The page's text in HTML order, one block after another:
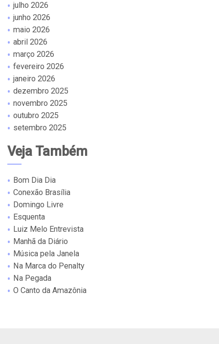
julho 2026
junho 2026
maio 2026
abril 2026
março 2026
fevereiro 2026
janeiro 2026
dezembro 2025
novembro 2025
outubro 2025
setembro 2025
Veja Também
Bom Dia Dia
Conexão Brasília
Domingo Livre
Esquenta
Luiz Melo Entrevista
Manhã da Diário
Música pela Janela
Na Marca do Penalty
Na Pegada
O Canto da Amazônia